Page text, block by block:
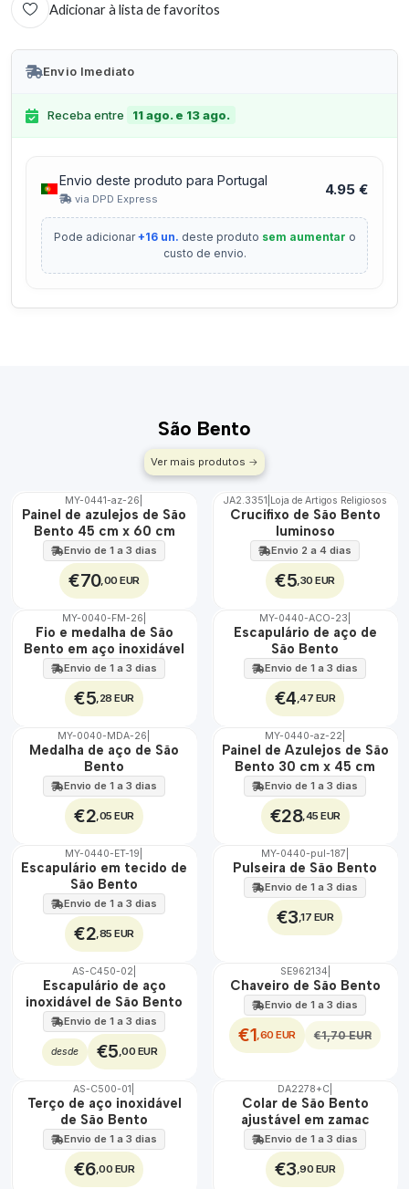
Adicionar à lista de favoritos
Envio Imediato
Receba entre 11 ago. e 13 ago.
Envio deste produto para Portugal
via DPD Express
4.95 €
Pode adicionar+16 un. deste produto sem aumentar o
custo de envio.
São Bento
Ver mais produtos
🇵🇹
100%
EXT.
MY-0441-az-26
Painel de azulejos de São
Bento 45 cm x 60 cm
Envio de 1 a 3 dias
€70,00 EUR
JA2.3351 Loja de Artigos Religiosos
Crucifixo de São Bento
luminoso
Envio 2 a 4 dias
€5 ,30 EUR
🇵🇹
100%
ÁGUA
MY-0040-FM-26
Fio e medalha de São
Bento em aço inoxidável
Envio de 1 a 3 dias
€5 ,28 EUR
🇵🇹
ÁGUA
MY-0440-ACO-23
Escapulário de aço de
São Bento
Envio de 1 a 3 dias
€4 ,47 EUR
🇵🇹
ÁGUA
MY-0040-MDA-26
Medalha de aço de São
Bento
Envio de 1 a 3 dias
€2 ,05 EUR
🇵🇹
100%
EXT.
MY-0440-az-22
Painel de Azulejos de São
Bento 30 cm x 45 cm
Envio de 1 a 3 dias
€28,45 EUR
🇵🇹
ÁGUA
MY-0440-ET-19
Escapulário em tecido de
São Bento
Envio de 1 a 3 dias
€2 ,85 EUR
🇵🇹
100%
MY-0440-pul-187
Pulseira de São Bento
Envio de 1 a 3 dias
€3 ,17 EUR
ÁGUA
AS-C450-02
Escapulário de aço
inoxidável de São Bento
Envio de 1 a 3 dias
desde €5 ,00 EUR
TOP
DESCONTO
SE962134
Chaveiro de São Bento
Envio de 1 a 3 dias
€1 ,60 EUR €1,70 EUR
Não Disponível
AS-C500-01
Terço de aço inoxidável
de São Bento
Envio de 1 a 3 dias
€6,00 EUR
DA2278+C
Colar de São Bento
ajustável em zamac
Envio de 1 a 3 dias
€3 ,90 EUR